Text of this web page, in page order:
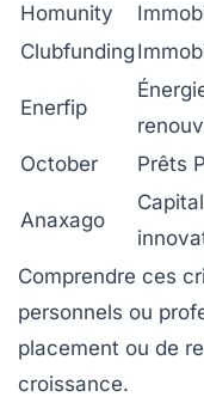
Homunity
Clubfunding
Enerfip
October Prêts
Anaxago
Capital
Comprendre ces
personnels ou
placement ou de
croissance.